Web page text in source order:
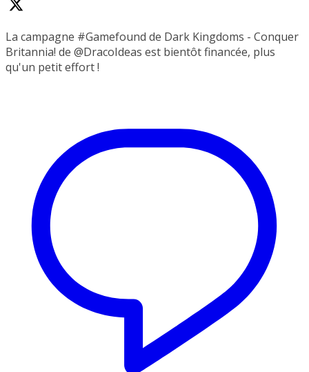
La campagne #Gamefound de Dark Kingdoms - Conquer
Britannia! de @DracoIdeas est bientôt financée, plus
qu'un petit effort !